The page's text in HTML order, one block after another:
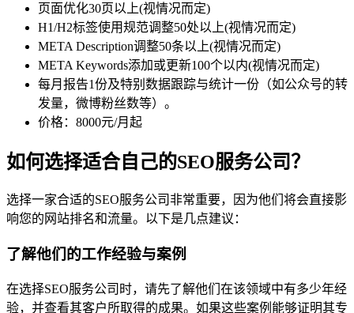
页面优化30页以上(视情况而定)
H1/H2标签使用规范调整50处以上(视情况而定)
META Description调整50条以上(视情况而定)
META Keywords添加或更新100个以内(视情况而定)
每月报告1份及特别数据跟踪与统计一份（如公众号的转
发量，微博粉丝数等）。
价格：8000元/月起
如何选择适合自己的SEO服务公司？
选择一家合适的SEO服务公司非常重要，因为他们将会直接影
响您的网站排名和流量。以下是几点建议：
了解他们的工作经验与案例
在选择SEO服务公司时，请先了解他们在该领域中有多少年经
验，并查看其客户所取得的成果。如果这些案例能够证明其专